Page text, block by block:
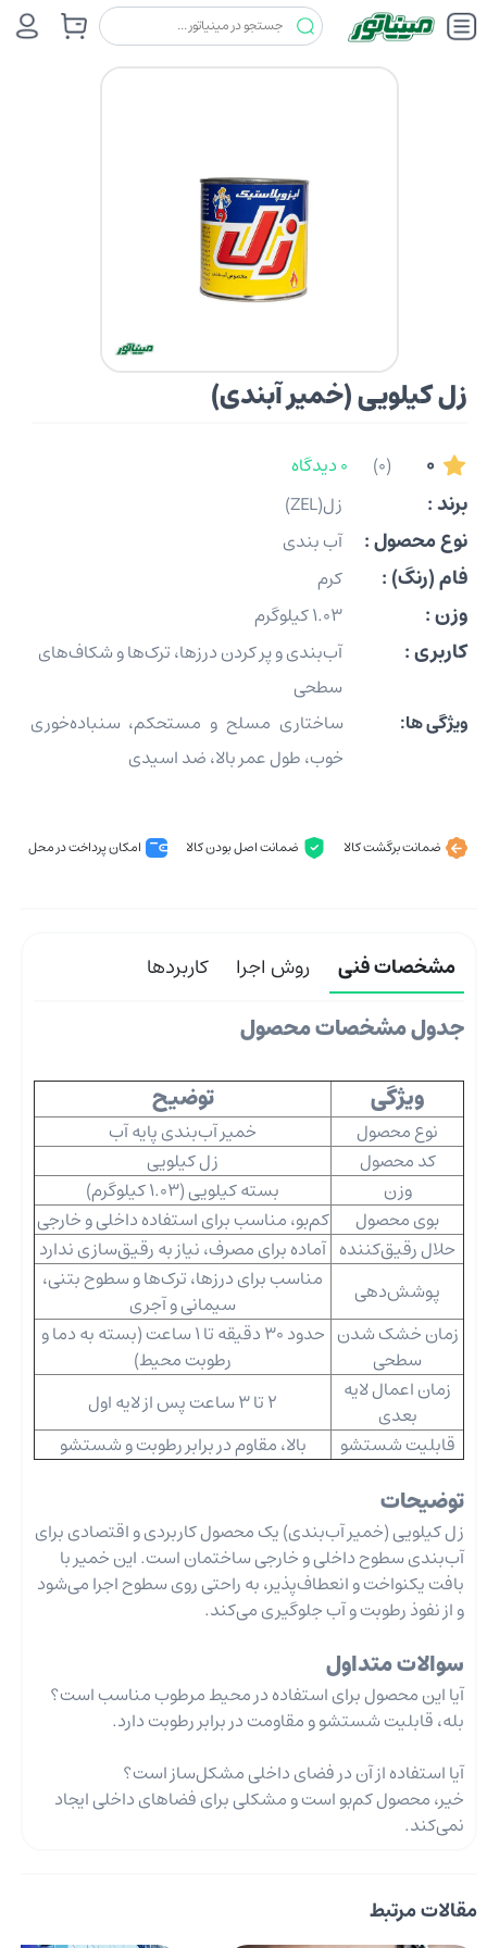
آب بندی و ایزولاسیون زل(ZEL) زل کیلویی (خمیر آبندی)
زل کیلویی (خمیر آبندی)
0
(0) 0 دیدگاه
برند : زل(ZEL)
نوع محصول : آب بندی
فام (رنگ) : کرم
وزن : 1.03 کیلوگرم
کاربری :
آب‌بندی و پر کردن درزها، ترک‌ها و شکاف‌های
سطحی
ویژگی ها:
ساختاری مسلح و مستحکم، سنباده‌خوری
خوب، طول عمر بالا، ضد اسیدی
ضمانت برگشت کالا ضمانت اصل بودن کالا امکان پرداخت در محل
مشخصات فنی روش اجرا کاربردها
جدول مشخصات محصول
ویژگی
توضیح
نوع محصول
خمیر آب‌بندی پایه آب
کد محصول
زل کیلویی
وزن
بسته کیلویی (1.03 کیلوگرم)
بوی محصول
کم‌بو، مناسب برای استفاده داخلی و خارجی
حلال رقیق‌کننده آماده برای مصرف، نیاز به رقیق‌سازی ندارد
پوشش‌دهی
مناسب برای درزها، ترک‌ها و سطوح بتنی،
سیمانی و آجری
زمان خشک شدن
سطحی
حدود 30 دقیقه تا 1 ساعت (بسته به دما و
رطوبت محیط)
زمان اعمال لایه
بعدی
2 تا 3 ساعت پس از لایه اول
قابلیت شستشو
بالا، مقاوم در برابر رطوبت و شستشو
توضیحات
زل کیلویی (خمیر آب‌بندی) یک محصول کاربردی و اقتصادی برای
آب‌بندی سطوح داخلی و خارجی ساختمان است. این خمیر با
بافت یکنواخت و انعطاف‌پذیر، به راحتی روی سطوح اجرا می‌شود
و از نفوذ رطوبت و آب جلوگیری می‌کند.
سوالات متداول
آیا این محصول برای استفاده در محیط مرطوب مناسب است؟
بله، قابلیت شستشو و مقاومت در برابر رطوبت دارد.
آیا استفاده از آن در فضای داخلی مشکل‌ساز است؟
خیر، محصول کم‌بو است و مشکلی برای فضاهای داخلی ایجاد
نمی‌کند.
مقالات مرتبط